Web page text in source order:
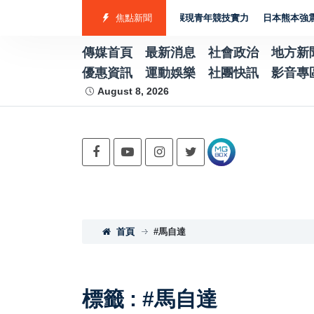
焦點新聞
7金2銀4銅 游泳射箭籃球跆拳道展現青年競技實力 日本熊本強震賑災
傳媒首頁 最新消息 社會政治
地方新
優惠資訊
運動娛樂 社團快訊 影音專
August 8, 2026
首頁 #馬自達
標籤 : #馬自達